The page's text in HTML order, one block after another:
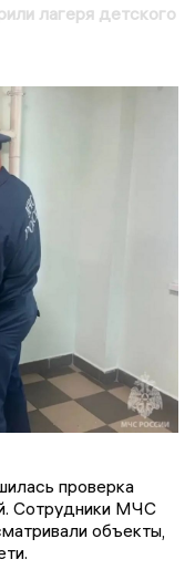
лагеря детского
проверка
Сотрудники МЧС
объекты,